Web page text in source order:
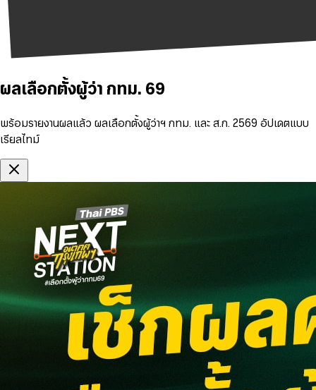
ผลเลือกตั้งผู้ว่า กทม. 69
พร้อมรายงานผลแล้ว ผลเลือกตั้งผู้ว่าฯ กทม. และ ส.ก. 2569 อัปเดตแบบ
เรียลไทม์